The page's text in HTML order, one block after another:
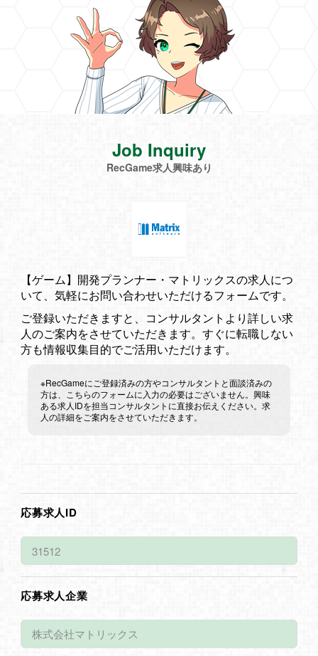
Job Inquiry
RecGame求人興味あり
【ゲーム】開発プランナー・マトリックスの求人につ
いて、気軽にお問い合わせいただけるフォームです。
ご登録いただきますと、コンサルタントより詳しい求
人のご案内をさせていただきます。すぐに転職しない
方も情報収集目的でご活用いただけます。
※RecGameにご登録済みの方やコンサルタントと面談済みの
方は、こちらのフォームに入力の必要はございません。興味
ある求人IDを担当コンサルタントに直接お伝えください。求
人の詳細をご案内をさせていただきます。
応募求人ID
応募求人企業